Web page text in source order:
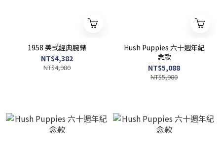
1958 美式經典腕錶
NT$4,382
NT$4,980
Hush Puppies 六十週年紀
念款
NT$5,088
NT$5,980